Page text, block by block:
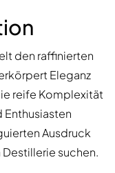
den raffinierten
Eleganz
reife Komplexität
Enthusiasten
Ausdruck
suchen.